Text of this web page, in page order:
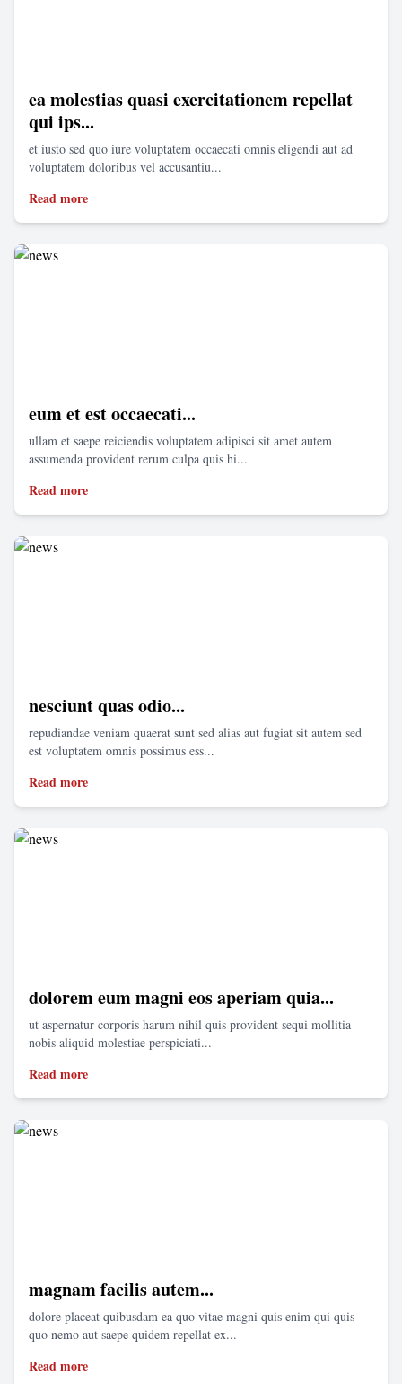
ea molestias quasi exercitationem repellat
qui ips...
et iusto sed quo iure voluptatem occaecati omnis eligendi aut ad
voluptatem doloribus vel accusantiu...
Read more
eum et est occaecati...
ullam et saepe reiciendis voluptatem adipisci sit amet autem
assumenda provident rerum culpa quis hi...
Read more
nesciunt quas odio...
repudiandae veniam quaerat sunt sed alias aut fugiat sit autem sed
est voluptatem omnis possimus ess...
Read more
dolorem eum magni eos aperiam quia...
ut aspernatur corporis harum nihil quis provident sequi mollitia
nobis aliquid molestiae perspiciati...
Read more
magnam facilis autem...
dolore placeat quibusdam ea quo vitae magni quis enim qui quis
quo nemo aut saepe quidem repellat ex...
Read more